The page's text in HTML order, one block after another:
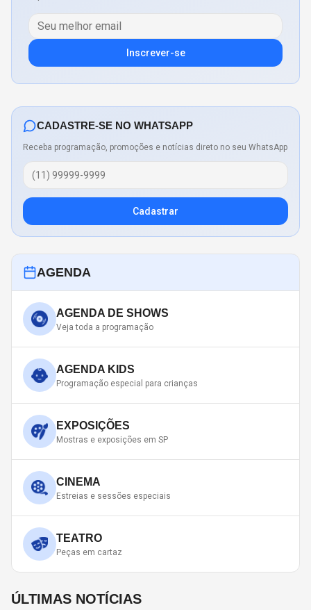
Inscrever-se
CADASTRE-SE NO WHATSAPP
Receba programação, promoções e notícias direto no seu WhatsApp
Cadastrar
AGENDA
AGENDA DE SHOWS
Veja toda a programação
AGENDA KIDS
Programação especial para crianças
EXPOSIÇÕES
Mostras e exposições em SP
CINEMA
Estreias e sessões especiais
TEATRO
Peças em cartaz
ÚLTIMAS NOTÍCIAS